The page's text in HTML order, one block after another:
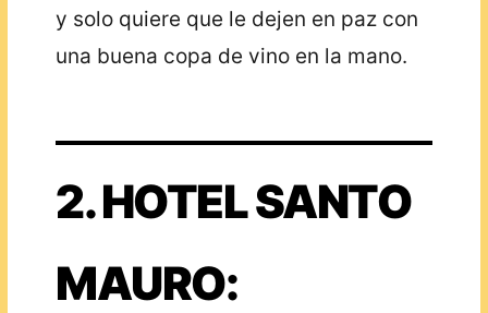
y solo quiere que le dejen en paz con
una buena copa de vino en la mano.
2. HOTEL SANTO
MAURO: